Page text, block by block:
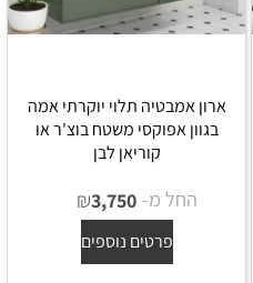
ארון אמבטיה תלוי יוקרתי אמה
בגוון אפוקסי משטח בוצ'ר או
קוריאן לבן
החל מ- ₪3,750
פרטים נוספים